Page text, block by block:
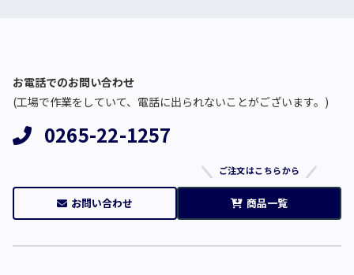
お電話でのお問い合わせ
(工場で作業をしていて、電話に出られないことがございます。)
0265-22-1257
お問い合わせ
ご注文はこちらから
商品一覧